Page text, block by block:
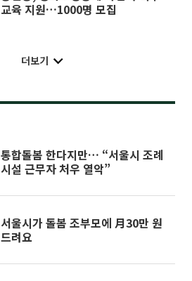
교육 지원…1000명 모집
더보기
통합돌봄 한다지만… “서울시 조례
시설 근무자 처우 열악”
서울시가 돌봄 조부모에 月30만 원
드려요